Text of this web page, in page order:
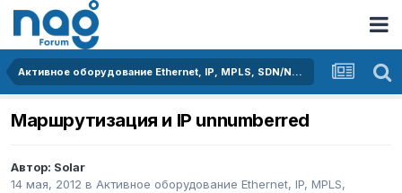
Активное оборудование Ethernet, IP, MPLS, SDN/NFV...
Маршрутизация и IP unnumberred
Автор: Solar
14 мая, 2012 в Активное оборудование Ethernet, IP, MPLS,